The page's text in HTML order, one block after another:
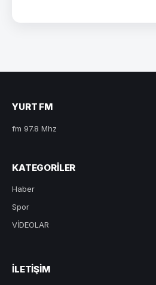
YURT FM
fm 97.8 Mhz
KATEGORILER
Haber
Spor
VİDEOLAR
ILETIŞIM